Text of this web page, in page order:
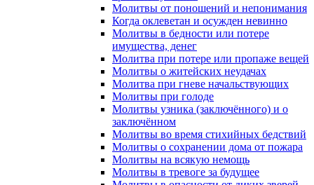
Молитвы от поношений и непонимания
Когда оклеветан и осужден невинно
Молитвы в бедности или потере
имущества, денег
Молитва при потере или пропаже вещей
Молитвы о житейских неудачах
Молитва при гневе начальствующих
Молитвы при голоде
Молитвы узника (заключённого) и о
заключённом
Молитвы во время стихийных бедствий
Молитвы о сохранении дома от пожара
Молитвы на всякую немощь
Молитвы в тревоге за будущее